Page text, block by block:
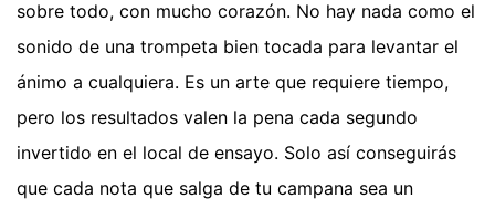
sobre todo, con mucho corazón. No hay nada como el
sonido de una trompeta bien tocada para levantar el
ánimo a cualquiera. Es un arte que requiere tiempo,
pero los resultados valen la pena cada segundo
invertido en el local de ensayo. Solo así conseguirás
que cada nota que salga de tu campana sea un